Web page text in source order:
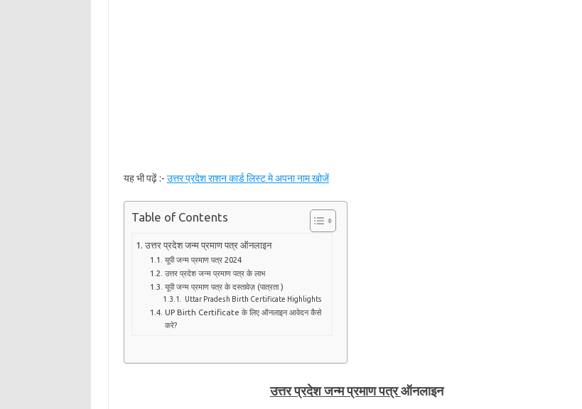
यह भी पढ़ें :- उत्तर प्रदेश राशन कार्ड लिस्ट मे अपना नाम खोजें
Table of Contents
उत्तर प्रदेश जन्म प्रमाण पत्र ऑनलाइन
यूपी जन्म प्रमाण पत्र 2024
उत्तर प्रदेश जन्म प्रमाण पत्र के लाभ
यूपी जन्म प्रमाण पत्र के दस्तावेज़ (पात्रता )
Uttar Pradesh Birth Certificate Highlights
UP Birth Certificate के लिए ऑनलाइन आवेदन कैसे
करे?
उत्तर प्रदेश जन्म प्रमाण पत्रऑनलाइन